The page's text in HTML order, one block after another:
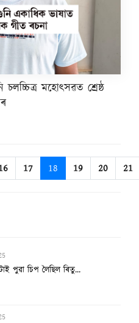
মহোৎসৱত শ্ৰেষ্ঠ
17 18 19 20 21
শ্বাহৰ পুখুৰী’ খান্...